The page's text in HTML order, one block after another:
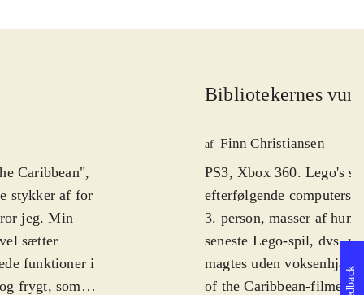
Caribbean",
stykker af for
jeg. Min
sætter
funktioner i
frygt, som
Bibliotekernes
af Finn Christiansen
PS3, Xbox 360. Lego's
efterfølgende
3. person, masser af
seneste Lego-spil, dvs.
magtes uden
of the Caribbean-